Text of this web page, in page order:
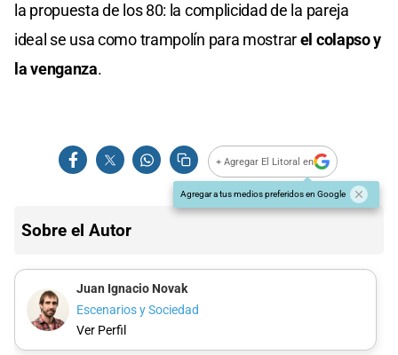
la propuesta de los 80: la complicidad de la pareja
ideal se usa como trampolín para mostrarel colapso y
la venganza.
+ Agregar El Litoral en
Agregar a tus medios preferidos en Google
Sobre el Autor
Juan Ignacio Novak
Escenarios y Sociedad
Ver Perfil